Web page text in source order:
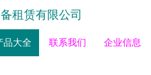
租赁有限公司
品大全 联系我们 企业信息